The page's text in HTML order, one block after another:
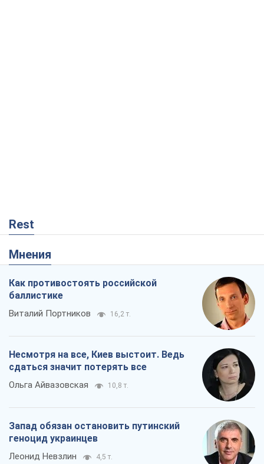
Rest
Мнения
Как противостоять российской
баллистике
Виталий Портников 16,2 т.
Несмотря на все, Киев выстоит. Ведь
сдаться значит потерять все
Ольга Айвазовская 10,8 т.
Запад обязан остановить путинский
геноцид украинцев
Леонид Невзлин 4,5 т.